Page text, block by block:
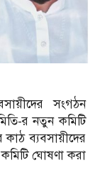
সংগঠন
র নতুন কমিটি
ব্যবসায়ীদের
ঘোষণা করা